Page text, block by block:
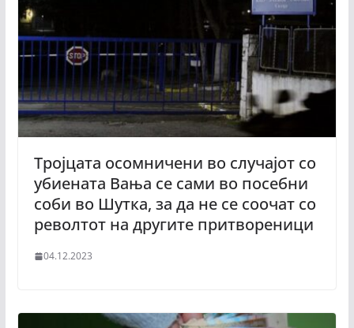
Тројцата осомничени во случајот со
убиената Вања се сами во посебни
соби во Шутка, за да не се соочат со
револтот на другите притвореници
04.12.2023